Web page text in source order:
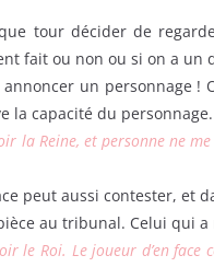
tour décider de
fait ou non ou si on a un
un personnage !
la capacité du personnage.
la Reine, et personne ne
peut aussi contester, et
au tribunal. Celui qui a
le Roi. Le joueur d’en